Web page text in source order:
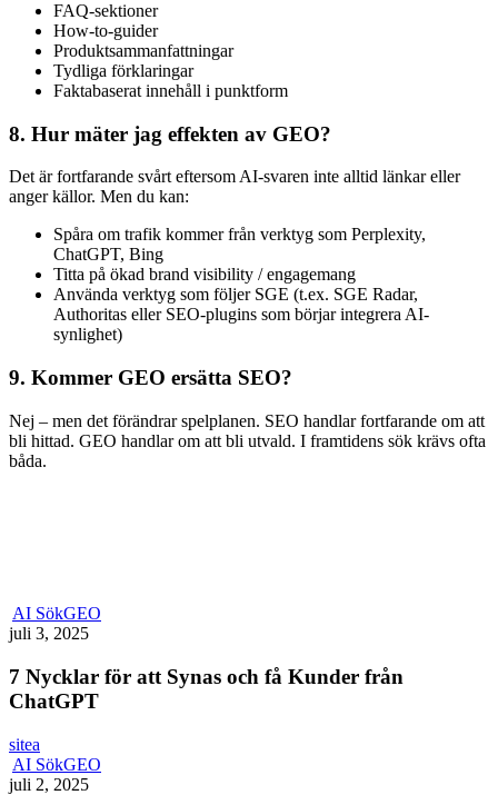
FAQ-sektioner
How-to-guider
Produktsammanfattningar
Tydliga förklaringar
Faktabaserat innehåll i punktform
8. Hur mäter jag effekten av GEO?
Det är fortfarande svårt eftersom AI-svaren inte alltid länkar eller
anger källor. Men du kan:
Spåra om trafik kommer från verktyg som Perplexity,
ChatGPT, Bing
Titta på ökad brand visibility / engagemang
Använda verktyg som följer SGE (t.ex. SGE Radar,
Authoritas eller SEO-plugins som börjar integrera AI-
synlighet)
9. Kommer GEO ersätta SEO?
Nej – men det förändrar spelplanen. SEO handlar fortfarande om att
bli hittad. GEO handlar om att bli utvald. I framtidens sök krävs ofta
båda.
AI SökGEO
att
från
juli 3, 2025
7 Nycklar för att Synas och få Kunder från
ChatGPT
sitea
AI SökGEO
juli 2, 2025